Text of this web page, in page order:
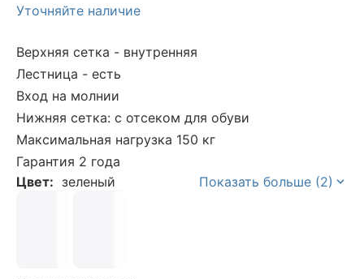
Уточняйте наличие
Верхняя сетка - внутренняя
Лестница - есть
Вход на молнии
Нижняя сетка: с отсеком для обуви
Максимальная нагрузка 150 кг
Гарантия 2 года
Цвет: зеленый Показать больше (2)